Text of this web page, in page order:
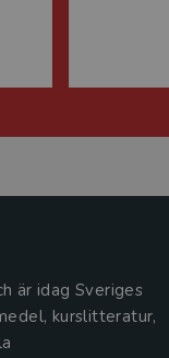
är idag Sveriges
kurslitteratur,